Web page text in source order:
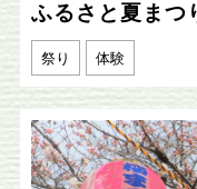
ふるさと夏まつ
祭り 体験